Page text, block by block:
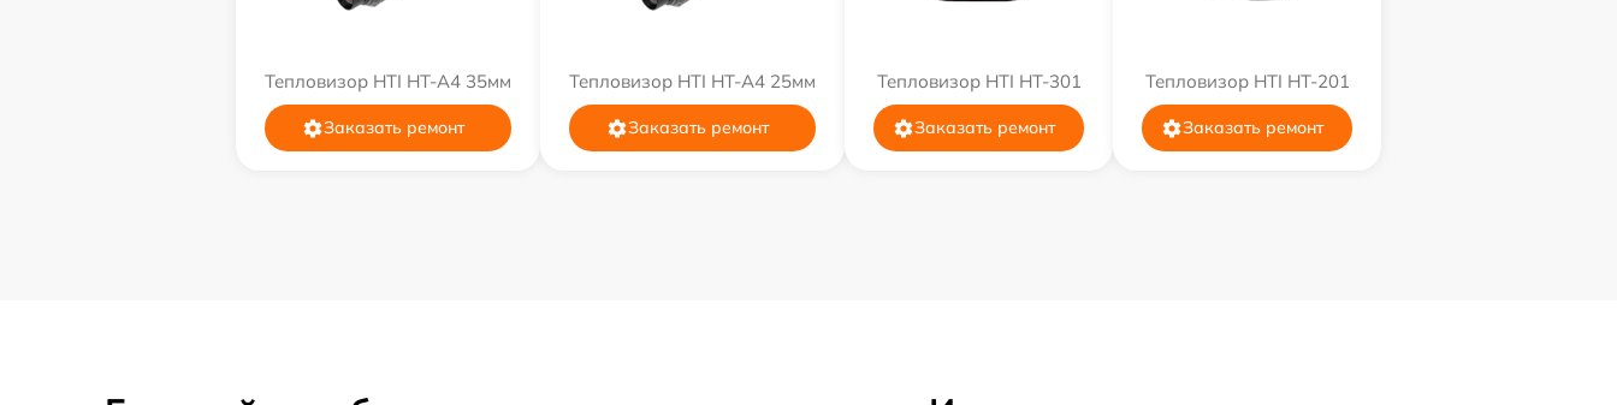
Тепловизор HTI HT-A4 35мм
Заказать ремонт
Тепловизор HTI HT-A4 25мм
Заказать ремонт
Тепловизор HTI HT-301
Заказать ремонт
Тепловизор HTI HT-201
Заказать ремонт